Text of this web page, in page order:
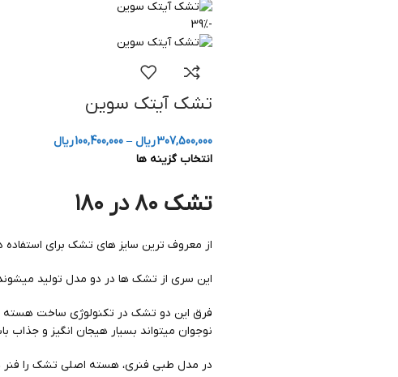
-39%
تشک آیتک سوین
307,500,000ریال –
100,400,000ریال
انتخاب گزینه ها
تشک ۸۰ در ۱۸۰
از معروف ترین سایز های تشک برای استفاده در
این سری از تشک ها در دو مدل تولید
فرق این دو تشک در تکنولوژی ساخت هسته
نوجوان میتواند بسیار هیجان انگیز و جذاب
در مدل طبی فنری، هسته اصلی تشک را فنر